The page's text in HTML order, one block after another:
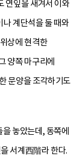
연잎을 새겨서 이와
나 계단석을 둘 때와
상에 현격한
양쪽 마구리에
문양을 조각하기도
놓았는데, 동쪽에
서계西階라 한다.